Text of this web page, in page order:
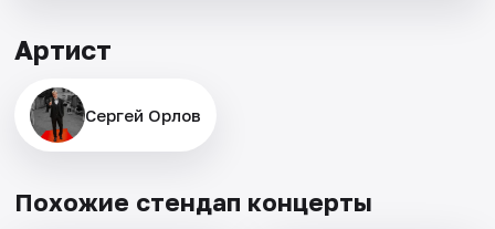
Артист
Сергей Орлов
Похожие стендап концерты